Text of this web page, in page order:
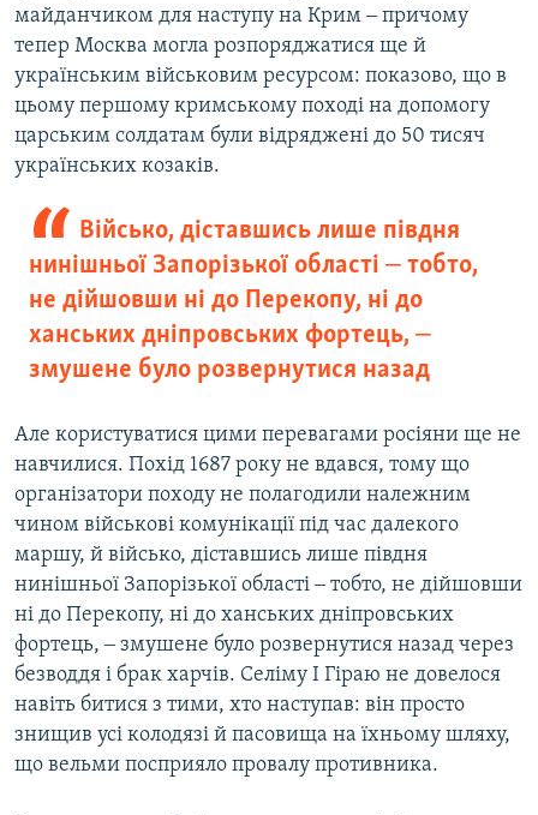
майданчиком для наступу на Крим ‒ причому
тепер Москва могла розпоряджатися ще й
українським військовим ресурсом: показово, що в
цьому першому кримському поході на допомогу
царським солдатам були відряджені до 50 тисяч
українських козаків.
Військо, діставшись лише півдня
нинішньої Запорізької області ‒ тобто,
не дійшовши ні до Перекопу, ні до
ханських дніпровських фортець, ‒
змушене було розвернутися назад
Але користуватися цими перевагами росіяни ще не
навчилися. Похід 1687 року не вдався, тому що
організатори походу не полагодили належним
чином військові комунікації під час далекого
маршу, й військо, діставшись лише півдня
нинішньої Запорізької області ‒ тобто, не дійшовши
ні до Перекопу, ні до ханських дніпровських
фортець, ‒ змушене було розвернутися назад через
безводдя і брак харчів. Селіму I Гіраю не довелося
навіть битися з тими, хто наступав: він просто
знищив усі колодязі й пасовища на їхньому шляху,
що вельми посприяло провалу противника.